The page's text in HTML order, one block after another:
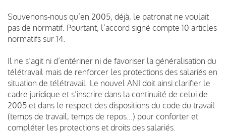
Souvenons-nous qu’en 2005, déjà, le patronat ne voulait
pas de normatif. Pourtant, l’accord signé compte 10 articles
normatifs sur 14.
Il ne s’agit ni d’entériner ni de favoriser la généralisation du
télétravail mais de renforcer les protections des salariés en
situation de télétravail. Le nouvel ANI doit ainsi clarifier le
cadre juridique et s’inscrire dans la continuité de celui de
2005 et dans le respect des dispositions du code du travail
(temps de travail, temps de repos…) pour conforter et
compléter les protections et droits des salariés.